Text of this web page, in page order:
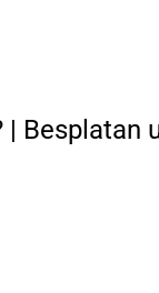
| Besplatan